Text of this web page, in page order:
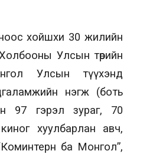
хойшхи 30 жилийн
Улсын төрийн
Улсын түүхэнд
нэгж (боть
97 гэрэл зураг, 70
хуулбарлан авч,
ба Монгол”,